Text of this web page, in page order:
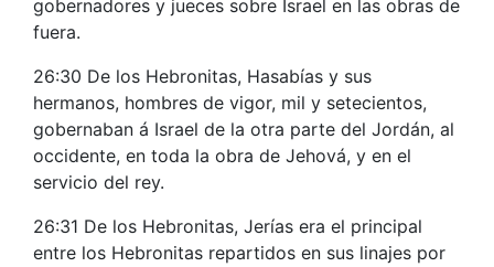
gobernadores y jueces sobre Israel en las obras de
fuera.
26:30 De los Hebronitas, Hasabías y sus
hermanos, hombres de vigor, mil y setecientos,
gobernaban á Israel de la otra parte del Jordán, al
occidente, en toda la obra de Jehová, y en el
servicio del rey.
26:31 De los Hebronitas, Jerías era el principal
entre los Hebronitas repartidos en sus linajes por